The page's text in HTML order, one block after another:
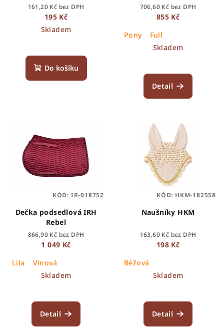
161,20 Kč bez DPH
195 Kč
Skladem
Do košíku
706,60 Kč bez DPH
855 Kč
Pony
Full
Skladem
Detail
Dečka podsedlová IRH
Rebel
866,90 Kč bez DPH
1 049 Kč
Lila
Vínová
Skladem
Detail
KÓD: IR-018752
Naušníky HKM
163,60 Kč bez DPH
198 Kč
Béžová
Skladem
Detail
KÓD: HKM-182558